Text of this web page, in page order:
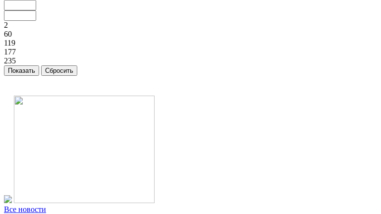
2
60
119
177
235
Все новости